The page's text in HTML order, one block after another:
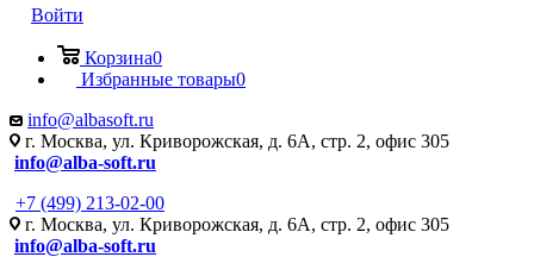
Войти
Корзина0
Избранные товары0
info@albasoft.ru
г. Москва, ул. Криворожская, д. 6А, стр. 2, офис 305
info@alba-soft.ru
+7 (499) 213-02-00
г. Москва, ул. Криворожская, д. 6А, стр. 2, офис 305
info@alba-soft.ru